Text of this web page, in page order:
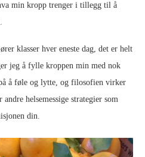
min kropp trenger i tillegg til å
klasser hver eneste dag, det er helt
jeg å fylle kroppen min med nok
å føle og lytte, og filosofien virker
helsemessige strategier som
din.